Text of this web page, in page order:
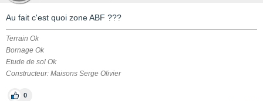
Au fait c'est quoi zone ABF ???
Terrain Ok
Bornage Ok
Etude de sol Ok
Constructeur: Maisons Serge Olivier
0